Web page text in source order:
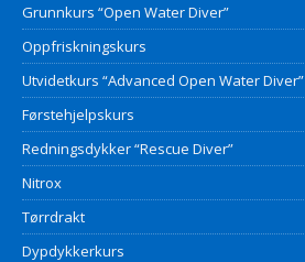
Grunnkurs “Open Water Diver”
Oppfriskningskurs
Utvidetkurs “Advanced Open Water Diver”
Førstehjelpskurs
Redningsdykker “Rescue Diver”
Nitrox
Tørrdrakt
Dypdykkerkurs